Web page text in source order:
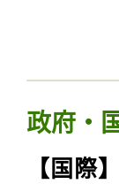
政府・
【国際